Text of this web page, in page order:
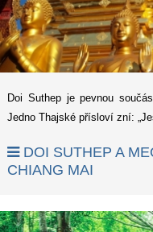
Doi Suthep je pevnou
Jedno Thajské přísloví zní:
DOI SUTHEP A
CHIANG MAI